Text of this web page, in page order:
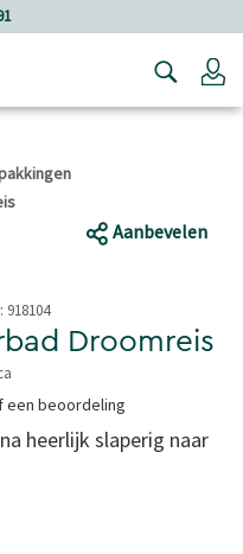
Aanbevelen
918104
Droomreis
een beoordeling
heerlijk slaperig naar